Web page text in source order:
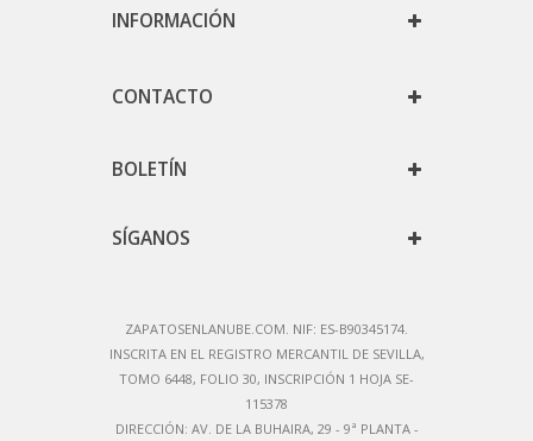
INFORMACIÓN
CONTACTO
BOLETÍN
SÍGANOS
ZAPATOSENLANUBE.COM. NIF: ES-B90345174.
INSCRITA EN EL REGISTRO MERCANTIL DE SEVILLA,
TOMO 6448, FOLIO 30, INSCRIPCIÓN 1 HOJA SE-
115378
DIRECCIÓN: AV. DE LA BUHAIRA, 29 - 9ª PLANTA -